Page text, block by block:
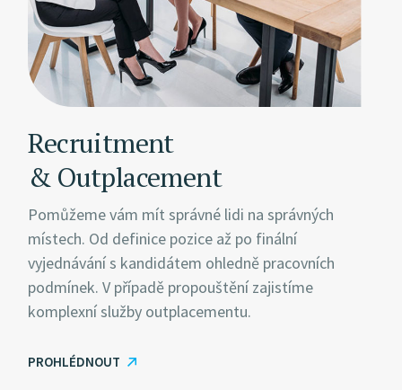
Recruitment
& Outplacement
Pomůžeme vám mít správné lidi na správných
místech. Od definice pozice až po finální
vyjednávání s kandidátem ohledně pracovních
podmínek. V případě propouštění zajistíme
komplexní služby outplacementu.
PROHLÉDNOUT